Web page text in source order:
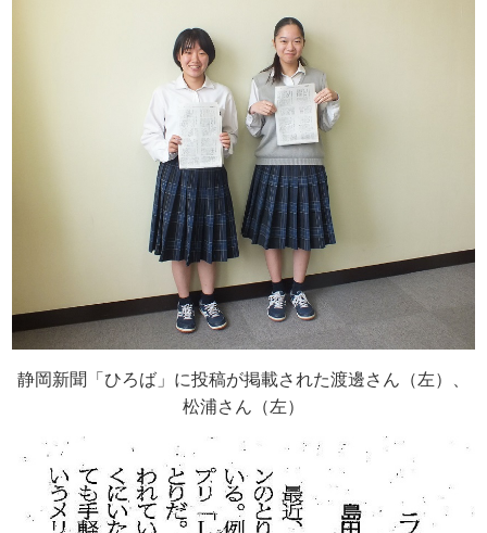
静岡新聞「ひろば」に投稿が掲載された渡邊さん（左）、
松浦さん（左）